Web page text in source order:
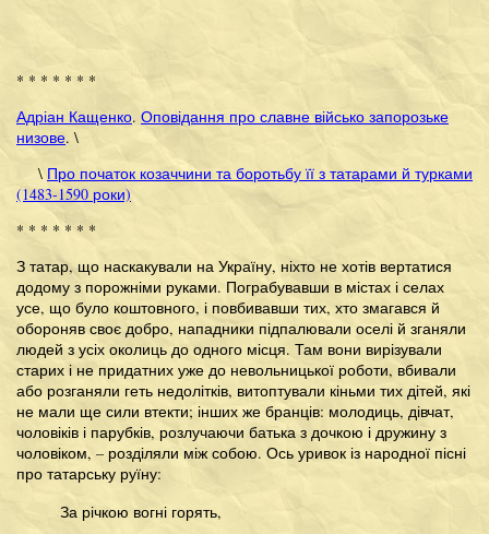
* * * * * * *
Адріан Кащенко. Оповідання про славне військо запорозьке
низове. \
\ Про початок козаччини та боротьбу її з татарами й турками
(1483-1590 роки)
* * * * * * *
З татар, що наскакували на Україну, ніхто не хотів вертатися
додому з порожніми руками. Пограбувавши в містах і селах
усе, що було коштовного, і повбивавши тих, хто змагався й
обороняв своє добро, нападники підпалювали оселі й зганяли
людей з усіх околиць до одного місця. Там вони вирізували
старих і не придатних уже до невольницької роботи, вбивали
або розганяли геть недолітків, витоптували кіньми тих дітей, які
не мали ще сили втекти; інших же бранців: молодиць, дівчат,
чоловіків і парубків, розлучаючи батька з дочкою і дружину з
чоловіком, – розділяли між собою. Ось уривок із народної пісні
про татарську руїну:
За річкою вогні горять,